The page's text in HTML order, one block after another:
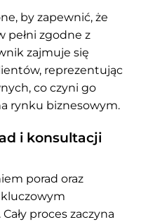
by zapewnić, że
pełni zgodne z
zajmuje się
reprezentując
co czyni go
rynku biznesowym.
i konsultacji
porad oraz
proces zaczyna